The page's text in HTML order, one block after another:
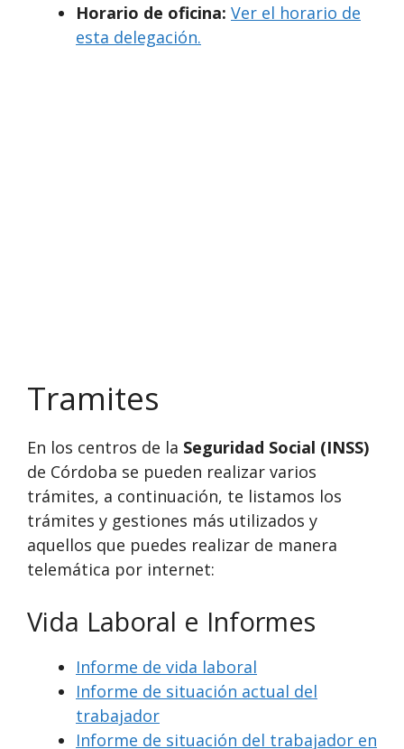
Horario de oficina: Ver el horario de
esta delegación.
Tramites
En los centros de la Seguridad Social (INSS)
de Córdoba se pueden realizar varios
trámites, a continuación, te listamos los
trámites y gestiones más utilizados y
aquellos que puedes realizar de manera
telemática por internet:
Vida Laboral e Informes
Informe de vida laboral
Informe de situación actual del
trabajador
Informe de situación del trabajador en